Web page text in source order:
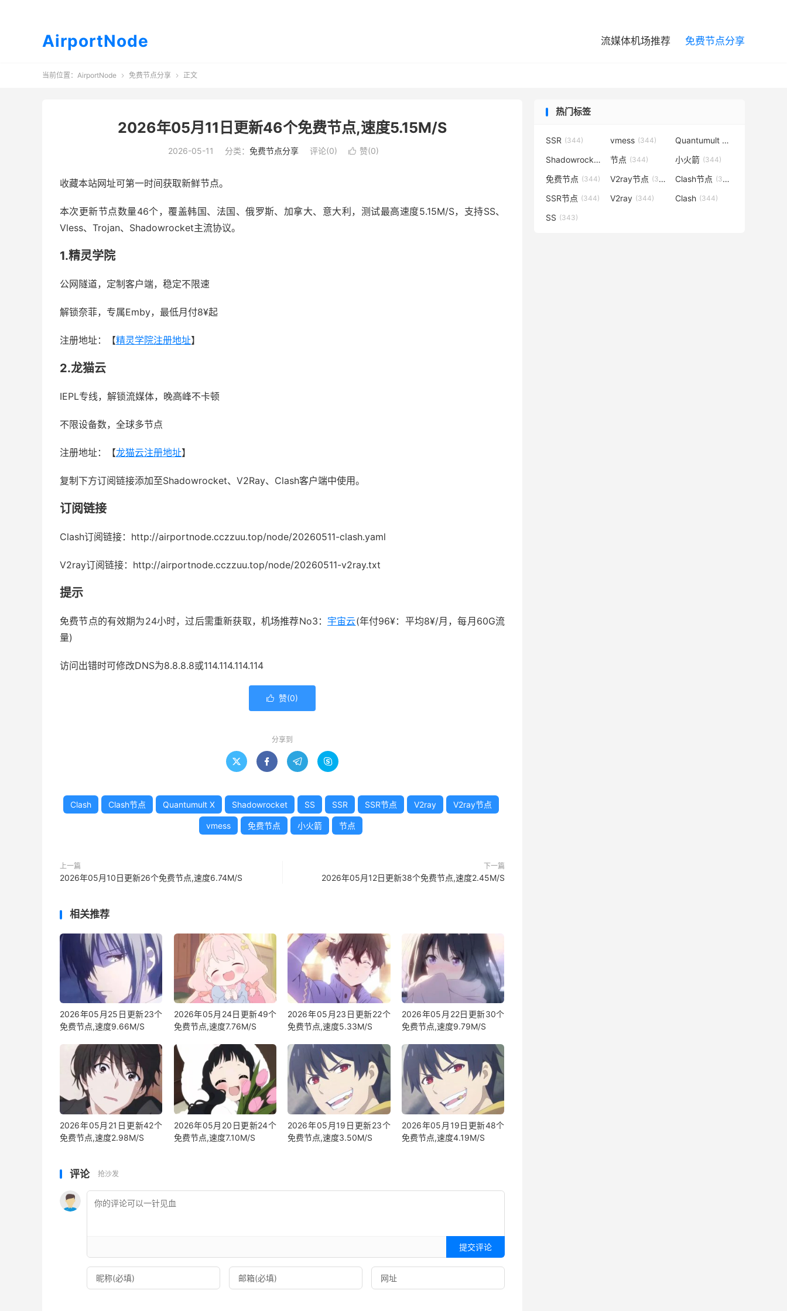
AirportNode 流媒体机场推荐 免费节点分享
当前位置： AirportNode  免费节点分享  正文
2026年05月11日更新46个免费节点,速度5.15M/S
2026-05-11 分类： 免费节点分享 评论(0)  赞(0)
收藏本站网址可第一时间获取新鲜节点。
本次更新节点数量46个，覆盖韩国、法国、俄罗斯、加拿大、意大利，测试最高速度5.15M/S，支持SS、
Vless、Trojan、Shadowrocket主流协议。
1.精灵学院
公网隧道，定制客户端，稳定不限速
解锁奈菲，专属Emby，最低月付8¥起
注册地址：【精灵学院注册地址】
2.龙猫云
IEPL专线，解锁流媒体，晚高峰不卡顿
不限设备数，全球多节点
注册地址：【龙猫云注册地址】
复制下方订阅链接添加至Shadowrocket、V2Ray、Clash客户端中使用。
订阅链接
Clash订阅链接：http://airportnode.cczzuu.top/node/20260511-clash.yaml
V2ray订阅链接：http://airportnode.cczzuu.top/node/20260511-v2ray.txt
提示
免费节点的有效期为24小时，过后需重新获取，机场推荐No3： 宇宙云(年付96¥：平均8¥/月，每月60G流
量)
访问出错时可修改DNS为8.8.8.8或114.114.114.114
 赞(0)
分享到
   
Clash Clash节点 Quantumult X Shadowrocket SS SSR SSR节点 V2ray V2ray节点
vmess 免费节点 小火箭 节点
上一篇
2026年05月10日更新26个免费节点,速度6.74M/S
下一篇
2026年05月12日更新38个免费节点,速度2.45M/S
相关推荐
2026年05月25日更新23个
免费节点,速度9.66M/S
2026年05月24日更新49个
免费节点,速度7.76M/S
2026年05月23日更新22个
免费节点,速度5.33M/S
2026年05月22日更新30个
免费节点,速度9.79M/S
2026年05月21日更新42个
免费节点,速度2.98M/S
2026年05月20日更新24个
免费节点,速度7.10M/S
2026年05月19日更新23个
免费节点,速度3.50M/S
2026年05月19日更新48个
免费节点,速度4.19M/S
评论 抢沙发
提交评论
热门标签
SSR (344) vmess (344) Quantumult X
Shadowrocket (344)
节点 (344) 小火箭 (344)
免费节点 (344) V2ray节点 (344) Clash节点 (344)
SSR节点 (344) V2ray (344) Clash (344)
SS (343)